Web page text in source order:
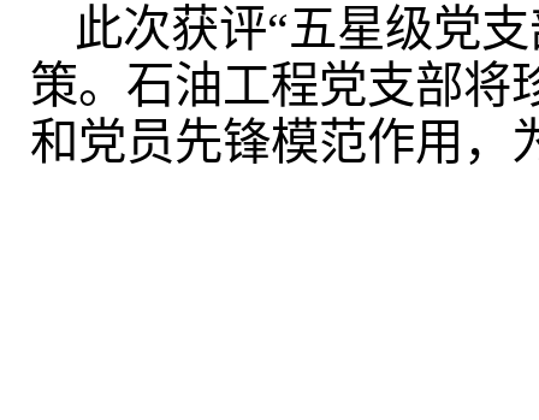
此次获评“五星级党
策。石油工程党支部将
和党员先锋模范作用，